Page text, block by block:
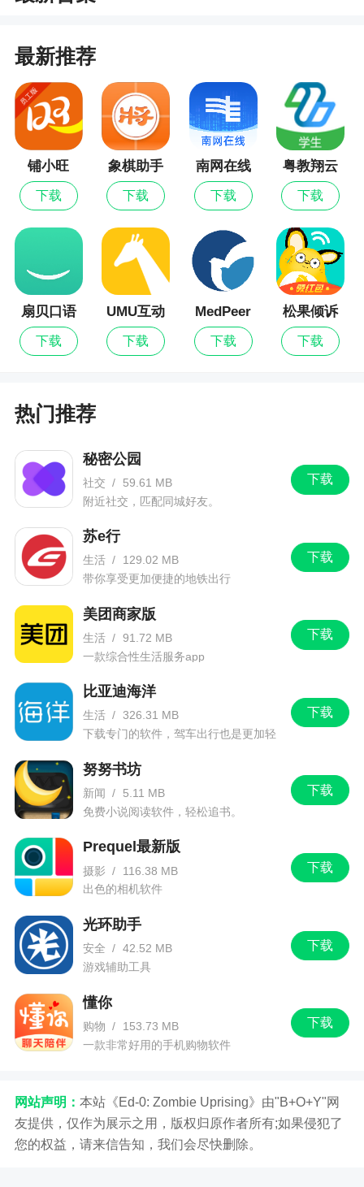
重新连接;
后，再尝试上述方法。
手机无法搜索到小米手环，怎么办?
如果手机无法搜索到手环，请尝试以下方法：
1)确认手环是否有电，若手环电量过低会影响搜
2)建议不要在蓝牙设备过多的地方搜索手环，蓝
牙设备过多的地方会对搜索效果造成一定的干扰;
3)结束小米运动App进程，然后重新打开小米运
动App重新搜索;
若以上方法使用后仍无法搜索匹配，可重启手
软件特色
1、个性化定制与调整：小米运动APP在界面设
计和功能设置上都注重用户体验的个性化定制。用
户可以根据自己的喜好和需求调整状态页的模块顺
加符合自己的使用习惯
2、报名线上活动随时随地大家一起动
3、准确记录：刷头条，看视频，聊微信，还是
吃鸡荣耀，只要您在动，每一步都会为您准确记录
4、无声闹钟振动唤醒自己，无需打扰枕边人
小编评价
2、小米运动最新版在3月份终于隆重更新2.0版
本了，在中程序员们对小米运动进行了重新设计，
能在小米运动最新版中找到
更新日志
优化用户体验、修复已知bug。
最新推荐
铺小旺
下载
象棋助手
下载
南网在线
下载
粤教翔云
数字教材
应用平台
下载
扇贝口语
下载
UMU互动
下载
MedPeer
下载
松果倾诉
下载
热门推荐
下载
秘密公园
社交 /
59.61 MB
附近社交，匹配同城好友。
下载
苏e行
生活 /
129.02 MB
带你享受更加便捷的地铁出行
下载
美团商家版
生活 / 91.72 MB
一款综合性生活服务app
下载
比亚迪海洋
生活 / 326.31 MB
下载专门的软件，驾车出行也是更加轻
下载
努努书坊
新闻 /
5.11 MB
免费小说阅读软件，轻松追书。
下载
Prequel最新版
摄影 /
116.38 MB
出色的相机软件
下载
光环助手
安全 / 42.52 MB
游戏辅助工具
下载
懂你
购物 /
153.73 MB
一款非常好用的手机购物软件
网站声明： 本站《Ed-0: Zombie Uprising》由"B+O+Y"网
友提供，仅作为展示之用，版权归原作者所有;如果侵犯了
您的权益，请来信告知，我们会尽快删除。